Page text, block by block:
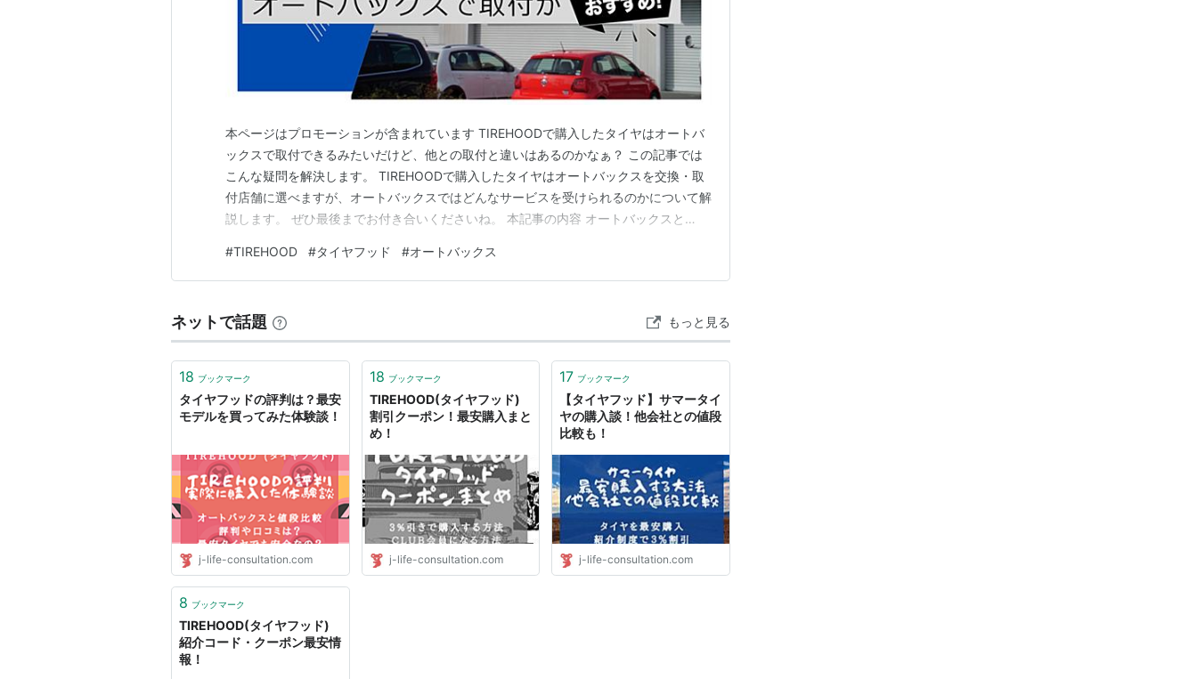
本ページはプロモーションが含まれています TIREHOODで購入したタイヤはオートバ
ックスで取付できるみたいだけど、他との取付と違いはあるのかなぁ？ この記事では
こんな疑問を解決します。 TIREHOODで購入したタイヤはオートバックスを交換・取
付店舗に選べますが、オートバックスではどんなサービスを受けられるのかについて解
説します。 ぜひ最後までお付き合いくださいね。 本記事の内容 オートバックスと
窒素充填 ライター：ACFIELD コスパの高いタイヤ、お得な買い方が大好きな私が解説
させていただきます。 【T…
#TIREHOOD #タイヤフッド #オートバックス
ネットで話題 もっと見る
18 ブックマーク
タイヤフッドの評判は？最安
モデルを買ってみた体験談！
j-life-consultation.com
18 ブックマーク
TIREHOOD(タイヤフッド)
割引クーポン！最安購入まと
め！
j-life-consultation.com
17 ブックマーク
【タイヤフッド】サマータイ
ヤの購入談！他会社との値段
比較も！
j-life-consultation.com
8 ブックマーク
TIREHOOD(タイヤフッド)
紹介コード・クーポン最安情
報！